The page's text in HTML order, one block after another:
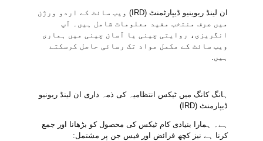
ان لینڈ ریوینیو ڈیپارٹمنٹ (IRD) ویب سائٹ کے اردو ورژن
میں صرف منتخب مفید معلومات شامل ہیں۔ آپ
انگریزی، روایتی چینی یا آسان چینی میں ہماری
ویب سائٹ کے مکمل مواد تک رسائی حاصل کرسکتے
ہیں.
ہانگ کانگ میں ٹیکس انتظامیہ کی ذمہ داری ان لینڈ ریونیو
ڈیپارمنٹ (IRD)
ہے۔ ہمارا بنیادی کام ٹیکس کی محصول کو بڑھانا اور جمع
کرنا ہے نیز کچھ فرائض اور فیس جن پر مشتمل: